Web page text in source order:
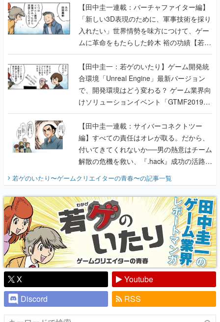
【田中圭一連載：バーチャファイター編】
「新しい3D表現のために、軍事技術を採り
入れたい」世界情勢を味方につけて、ゲー
ムに革命をもたらした鈴木 裕の功績【若ゲ
のいたり】
【田中圭一：若ゲのいたり】ゲーム開発統
合環境「Unreal Engine」最新バージョン
で、開発環境はどう変わる？ ゲーム業界向
けソリューションイベント「GTMF2019」
に行って、より理解を深めよう【PR】
【田中圭一連載：サイバーコネクトツー
編】すべての責任はオレが取る。だから、
付いてきてくれないか──男の熱意はチーム
解散の危機を救い、『.hack』成功の活路を
『少年ジャンプ』色だった【若ゲのいた
り】
若ゲのいたり〜ゲームクリエイターの青春〜の記事一覧
X
Youtube
Discord
RSS